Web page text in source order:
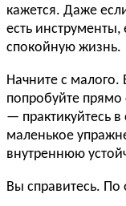
кажется. Даже
есть инструменты,
спокойную жизнь.
Начните с малого.
попробуйте прямо
— практикуйтесь
маленькое
внутреннюю
Вы справитесь. По